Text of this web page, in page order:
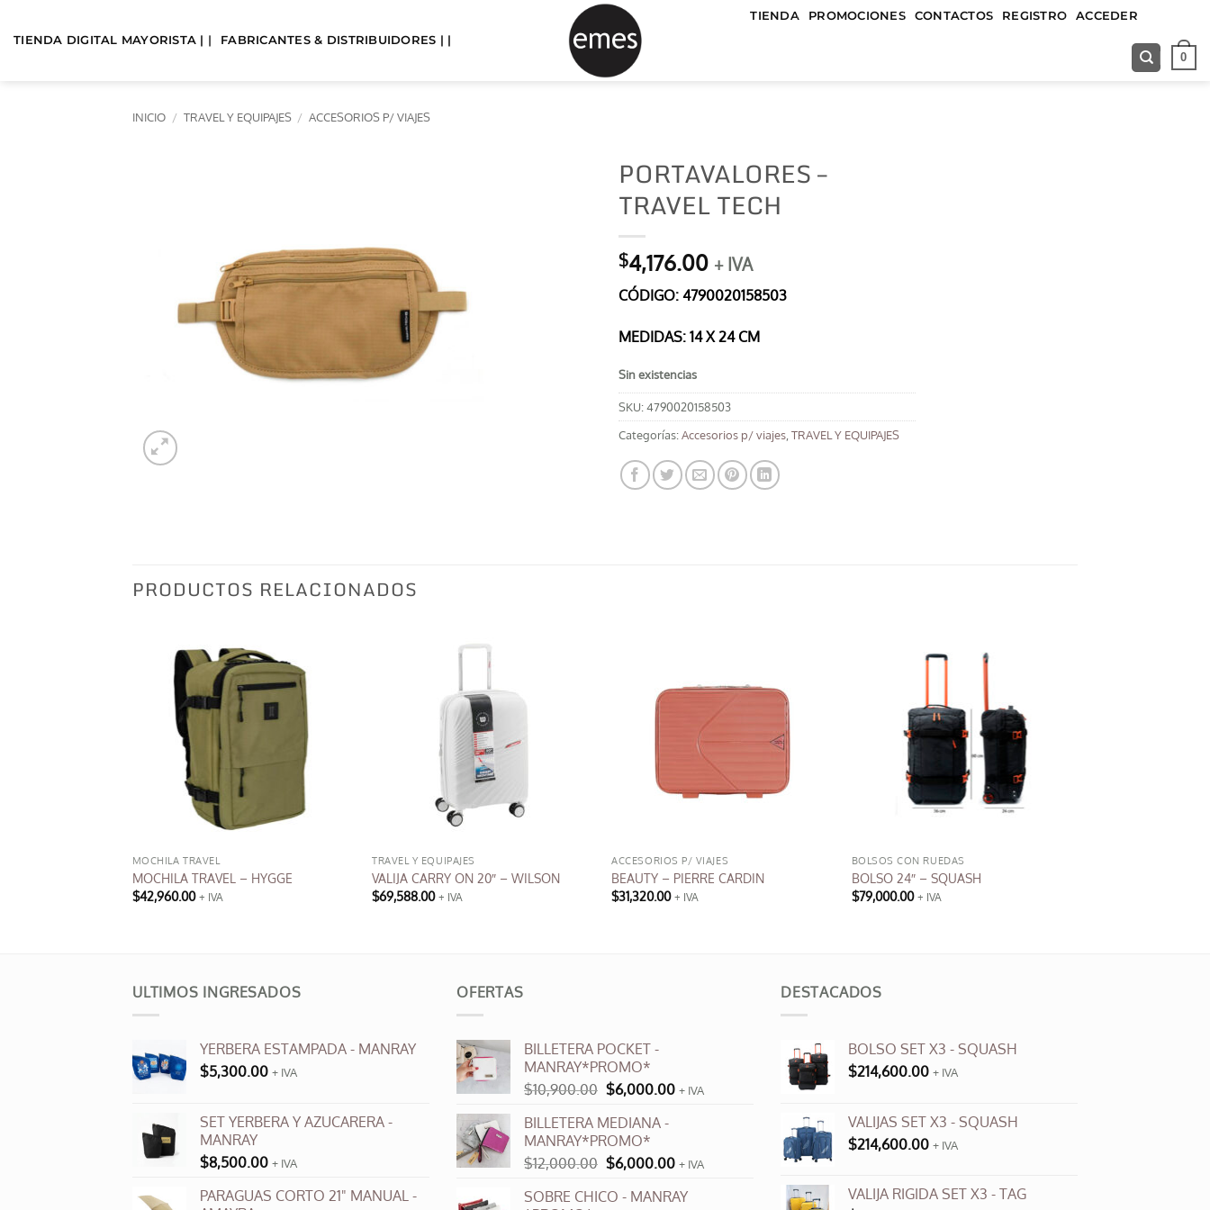
TIENDA DIGITAL MAYORISTA | | FABRICANTES & DISTRIBUIDORES | |
TIENDA PROMOCIONES CONTACTOS REGISTRO ACCEDER
0
INICIO / TRAVEL Y EQUIPAJES / ACCESORIOS P/ VIAJES
PORTAVALORES –
TRAVEL TECH
$4,176.00 + IVA
CÓDIGO: 4790020158503
MEDIDAS: 14 X 24 CM
Sin existencias
SKU:4790020158503
Categorías:Accesorios p/ viajes,TRAVEL Y EQUIPAJES
PRODUCTOS RELACIONADOS
MOCHILA TRAVEL
MOCHILA TRAVEL – HYGGE
$42,960.00 + IVA
variantes.
Las
se
pueden
página
producto
TRAVEL Y EQUIPAJES
VALIJA CARRY ON 20″ – WILSON
$69,588.00 + IVA
ACCESORIOS P/ VIAJES
BEAUTY – PIERRE CARDIN
$31,320.00 + IVA
se
pueden
elegir
en
la
página
producto
BOLSOS CON RUEDAS
BOLSO 24″ – SQUASH
$79,000.00 + IVA
variantes.
se
pueden
en
la
producto
ULTIMOS INGRESADOS
YERBERA ESTAMPADA - MANRAY
$5,300.00 + IVA
SET YERBERA Y AZUCARERA -
MANRAY
$8,500.00 + IVA
PARAGUAS CORTO 21" MANUAL -
OFERTAS
BILLETERA POCKET -
MANRAY*PROMO*
$10,900.00 El
original
era:
$10,900.00.
$6,000.00El
$6,000.00.
+ IVA
BILLETERA MEDIANA -
MANRAY*PROMO*
$12,000.00 El
original
$6,000.00El
actual
+ IVA
SOBRE CHICO - MANRAY
DESTACADOS
BOLSO SET X3 - SQUASH
$214,600.00 + IVA
VALIJAS SET X3 - SQUASH
$214,600.00 + IVA
VALIJA RIGIDA SET X3 - TAG